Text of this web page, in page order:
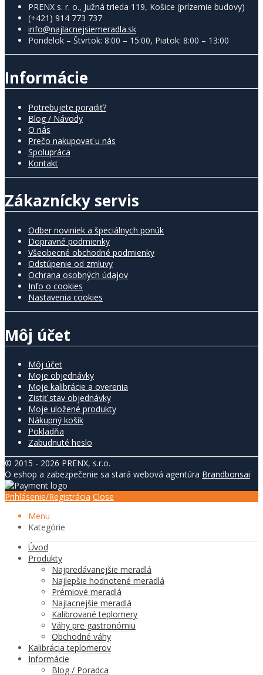
PRENX s. r. o., Južná trieda 119, Košice (prízemie budovy)
(+421) 914 773 737
info@najlacnejsiemeradla.sk
Pondelok – Štvrtok: 8:00 – 15:00, Piatok: 8:00 – 13:00
Informácie
Potrebujete poradiť?
Blog / Návody
O nás
Prečo nakupovať u nás
Spolupráca
Kontakt
Zákaznícky servis
Odber noviniek a špeciálnych ponúk
Dopravné podmienky
Všeobecné obchodné podmienky
Odstúpenie od zmluvy
Ochrana osobných údajov
Info o cookies
Nastavenia cookies
Môj účet
Môj účet
Moje objednávky
Moje kalibrácie a overenia
Zistiť stav objednávky
Moje uložené produkty
Nákupný košík
Pokladňa
Zabudnuté heslo
© 2015 - 2026 PRENX, s.r.o.
O eshop a zabezpečenie sa stará webová agentúra Brandbonsai
Prihlásenie/Registrácia Close
Menu
Kategórie
Úvod
Produkty
Najpredávanejšie meradlá
Najlepšie hodnotené meradlá
Prémiové meradlá
Najlacnejšie meradlá
Kalibrované teplomery
Váhy pre gastronómiu
Obchodné váhy
Kalibrácia teplomerov
Informácie
Blog / Poradca